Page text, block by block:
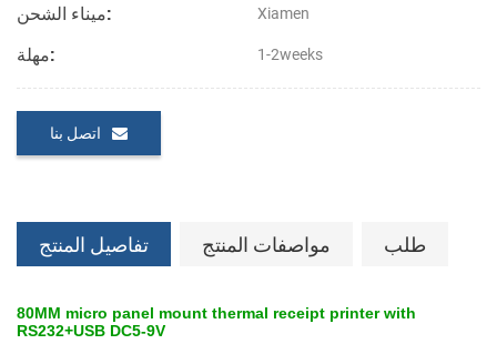
ميناء الشحن: Xiamen
مهلة: 1-2weeks
اتصل بنا
تفاصيل المنتج مواصفات المنتج طلب
80MM micro panel mount thermal receipt printer with
RS232+USB DC5-9V